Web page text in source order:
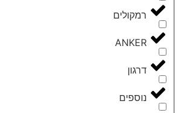
רמקולים
ANKER
דרגון
נוספים